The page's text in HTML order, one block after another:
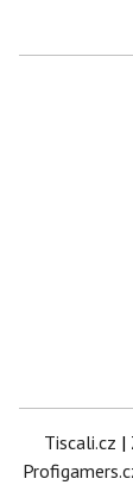
Tiscali.cz |